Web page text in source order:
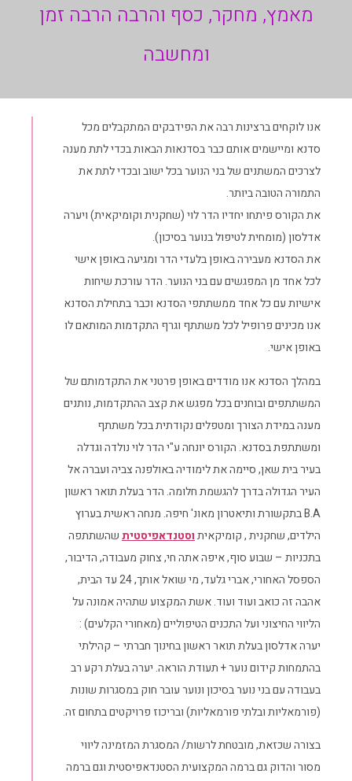
מאמץ, מחקר, כסף והרבה הרבה זמן
ומחשבה
אנו לוקחים ברצינות רבה את הפידבקים המתקבלים מכל
סדנא ומיישמים אותם כבר בסדנאות הבאות בכדי לתת מענה
לצרכים המשתנים של בני הנוער בכל ישוב ובכדי לתת את
התמורה הטובה ביותר.
את הקורס פיתחו יחדיו הדר לוי (שחקנית וקומיקאית) ויערה
אדלסון (מומחית לטיפול בנוער בסיכון).
את הסדנא מעבירה באופן בלעדי הדר ומגיעה באופן אישי
לכל אחד מן המפגשים עם בני הנוער. הדר עורכת שיחות
אישיות עם כל אחד ממשתתפי הסדנא וכבר בתחילת הסדנא
אנו מכינים פרופיל לכל משתתף וגרף התקדמות המותאם לו
באופן אישי.
במהלך הסדנא אנו מודדים באופן פרטני את התקדמותם של
המשתתפים ובוחנים בכל מפגש את קצב ההתקדמות, נותנים
מענה במידת הצורך ומטפלים נקודתית בכל משתתף
ומשתתפת בסדנא. הקורס יונחה ע"י הדר לוי נולדה וגדלה
בעיר בית שאן, סיימה את לימודיה באולפנה צביה ועברה אל
העיר הגדולה בדרך להגשמת חלומה. הדר בעלת תואר ראשון
B.A בתקשורת ותיאטרון מאונ' חיפה. מנחה ראשית בערוץ
הילדים, שחקנית , קומיקאיתוסטנדאפיסטיתשהשתתפה
בתכניות – שבוע סוף, איפה אתה חי, צחוק מעבודה, הדיבור,
הספסל האחורי, אברי גלעד, מי שואל אותך, 24 עד הבית,
אהבה זה כואב ועוד ועוד. אשת המקצוע שתהיה אמונה על
הליווי החיצוני ועל התכנים הטיפוליים (מאחורי הקלעים) :
יערה אדלסון בעלת תואר ראשון בחינוך חברתי – קהילתי
בהתמחות קידום נוער + תעודת הוראה. יערה בעלת רקע רב
בעבודה עם בני נוער בסיכון ונוער עובר חוק במסגרות שונות
(פורמאליות ובלתי פורמאליות) ובריכוז פרויקטים בתחום זה.
בצורה שכזאת, מובטחת לרשות/ המסגרת המזמינה ליווי
מסור והדוק גם ברמה המקצועית הסטנדאפיסטית וגם ברמה